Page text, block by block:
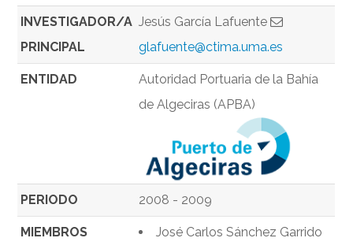
INVESTIGADOR/A
PRINCIPAL
Jesús García Lafuente
glafuente@ctima.uma.es
ENTIDAD
Autoridad Portuaria de la Bahía
de Algeciras (APBA)
PERIODO 2008 - 2009
MIEMBROS
José Carlos Sánchez Garrido